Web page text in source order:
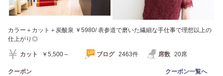
カラー＋カット＋炭酸泉 ￥5980/ 表参道で磨いた繊細な手仕事で理想以上の
仕上がり◎
カット ￥5,500～ ブログ 2463件 席数 20席
クーポン クーポン一覧へ